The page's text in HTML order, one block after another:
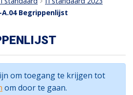
A.04 Begrippenlijst
om toegang te krijgen tot
om door te gaan.